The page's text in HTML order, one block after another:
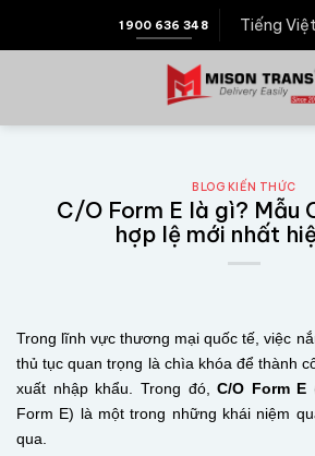
1900 636 348 Tiếng
BLOG KIẾN THỨC
C/O Form E là gì? Mẫu
hợp lệ mới nhất
Trong lĩnh vực thương mại quốc tế, việc
thủ tục quan trọng là chìa khóa để thành
xuất nhập khẩu. Trong đó,C/O Form E
Form E) là một trong những khái niệm
qua.